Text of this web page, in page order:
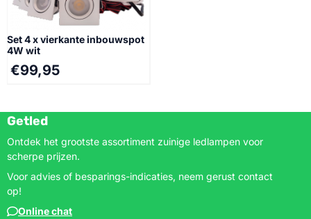
met een 35 Watt
halogeenspot. De binnenkant
v...
Set 4 x vierkante inbouwspot
4W wit
€99,95
Getled
Ontdek het grootste assortiment zuinige ledlampen voor
scherpe prijzen.
Voor advies of besparings-indicaties, neem gerust contact
op!
Online chat